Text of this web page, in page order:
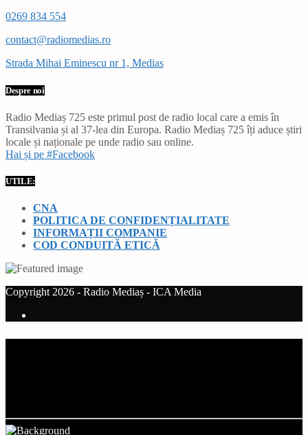
0269 834 554
contact@radiomedias.ro
Strada Mihai Eminescu nr 1, Medias
Despre noi
Radio Mediaș 725 este primul post de radio local care a emis în
Transilvania și al 37-lea din Europa. Radio Mediaș 725 îți aduce știri
locale și naționale pe unde radio sau online.
Hai și pe #Facebook
UTILE:
CNA
POLITICA DE CONFIDENȚIALITATE
INFORMAȚII COMPANIE
COD CONDUITĂ ETICĂ
Copyright 2026 - Radio Mediaș - ICA Media